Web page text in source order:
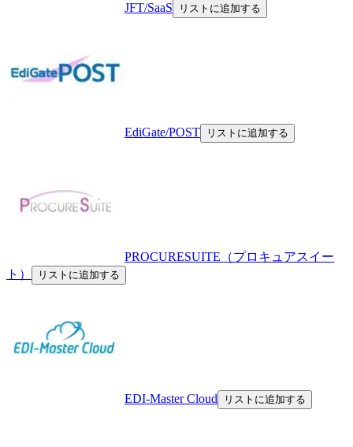
JFT/SaaS リストに追加する
EdiGate/POST リストに追加する
PROCURESUITE（プロキュアスイー
ト）
リストに追加する
EDI-Master Cloud リストに追加する